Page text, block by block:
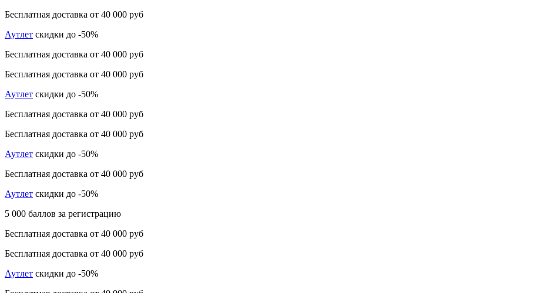
Бесплатная доставка от 40 000 руб
Аутлет скидки до -50%
Бесплатная доставка от 40 000 руб
Бесплатная доставка от 40 000 руб
Аутлет скидки до -50%
Бесплатная доставка от 40 000 руб
Бесплатная доставка от 40 000 руб
Аутлет скидки до -50%
Бесплатная доставка от 40 000 руб
Аутлет скидки до -50%
5 000 баллов за регистрацию
Бесплатная доставка от 40 000 руб
Бесплатная доставка от 40 000 руб
Аутлет скидки до -50%